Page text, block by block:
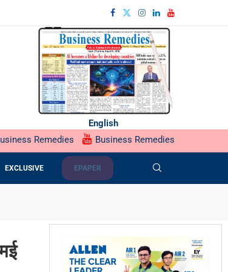
English
Remedies Business Remedies
EXCLUSIVE EPAPER